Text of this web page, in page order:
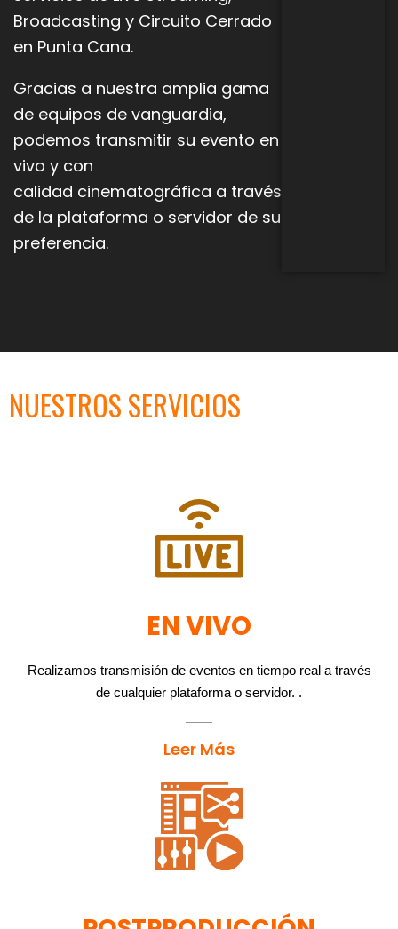
Broadcasting y Circuito Cerrado
en Punta Cana.
Gracias a nuestra amplia gama
de equipos de vanguardia,
podemos transmitir su evento en
vivo y con
calidad cinematográfica a través
de la plataforma o servidor de su
preferencia.
NUESTROS SERVICIOS
EN VIVO
Realizamos transmisión de eventos en tiempo real a través
de cualquier plataforma o servidor. .
Leer Más